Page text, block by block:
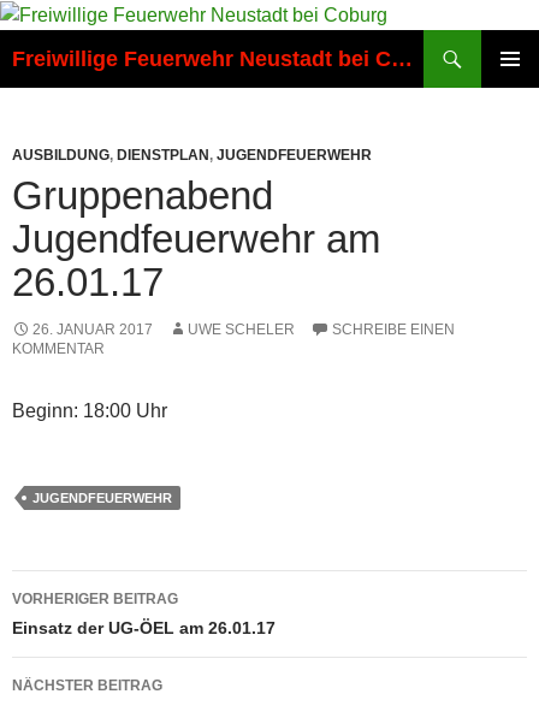
Zum
springen
Freiwillige Feuerwehr Neustadt bei Coburg
AUSBILDUNG, DIENSTPLAN, JUGENDFEUERWEHR
Gruppenabend
Jugendfeuerwehr am
26.01.17
26. JANUAR 2017 UWE SCHELER
SCHREIBE EINEN
KOMMENTAR
Beginn: 18:00 Uhr
JUGENDFEUERWEHR
Beitragsnavigation
VORHERIGER BEITRAG
Einsatz der UG-ÖEL am 26.01.17
NÄCHSTER BEITRAG